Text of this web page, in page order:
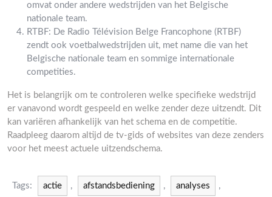
omvat onder andere wedstrijden van het Belgische
nationale team.
RTBF: De Radio Télévision Belge Francophone (RTBF)
zendt ook voetbalwedstrijden uit, met name die van het
Belgische nationale team en sommige internationale
competities.
Het is belangrijk om te controleren welke specifieke wedstrijd
er vanavond wordt gespeeld en welke zender deze uitzendt. Dit
kan variëren afhankelijk van het schema en de competitie.
Raadpleeg daarom altijd de tv-gids of websites van deze zenders
voor het meest actuele uitzendschema.
Tags: actie , afstandsbediening , analyses ,